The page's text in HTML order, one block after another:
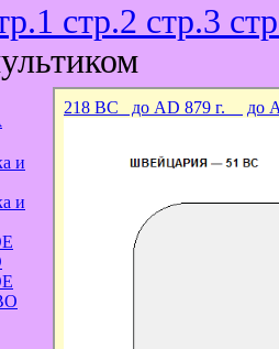
стр.2 стр.3
и
и